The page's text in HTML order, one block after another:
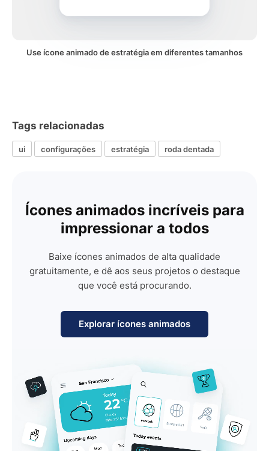
Use ícone animado de estratégia em diferentes tamanhos
Tags relacionadas
ui configurações estratégia roda dentada
Ícones animados incríveis para
impressionar a todos
Baixe ícones animados de alta qualidade
gratuitamente, e dê aos seus projetos o destaque
que você está procurando.
Explorar ícones animados